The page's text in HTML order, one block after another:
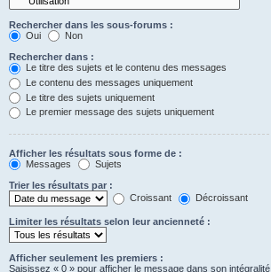
Rechercher dans les sous-forums :
Oui
Non
Rechercher dans :
Le titre des sujets et le contenu des messages
Le contenu des messages uniquement
Le titre des sujets uniquement
Le premier message des sujets uniquement
Afficher les résultats sous forme de :
Messages
Sujets
Trier les résultats par :
Croissant
Décroissant
Limiter les résultats selon leur ancienneté :
Afficher seulement les premiers :
Saisissez « 0 » pour afficher le message dans son intégralité.